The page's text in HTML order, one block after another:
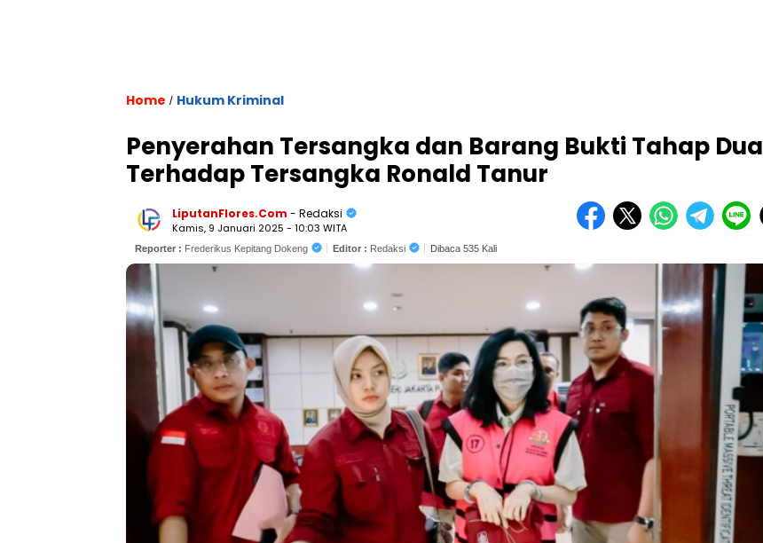
Home / Hukum Kriminal
Penyerahan Tersangka dan Barang Bukti Tahap Dua
Terhadap Tersangka Ronald Tanur
LiputanFlores.Com - Redaksi
Kamis, 9 Januari 2025 - 10:03 WITA
Reporter : Frederikus Kepitang Dokeng Editor : Redaksi Dibaca 535 Kali